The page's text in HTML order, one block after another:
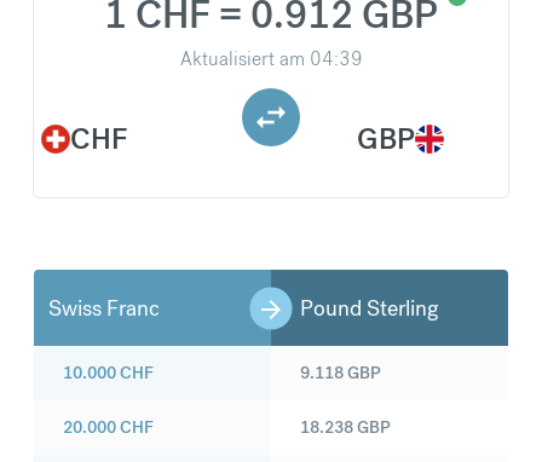
CHF
1 CHF = 0.912 GBP
Aktualisiert am 04:39
GBP
Swiss Franc Pound Sterling
10.000CHF
20.000CHF
9.118GBP
18.238GBP